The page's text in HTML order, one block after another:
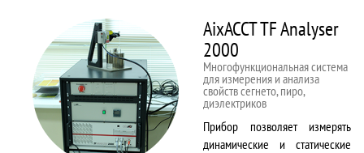
AixACCT TF Analyser
2000
Многофункциональная система
для измерения и анализа
свойств сегнето, пиро,
диэлектриков
Прибор позволяет измерять
динамические и статические